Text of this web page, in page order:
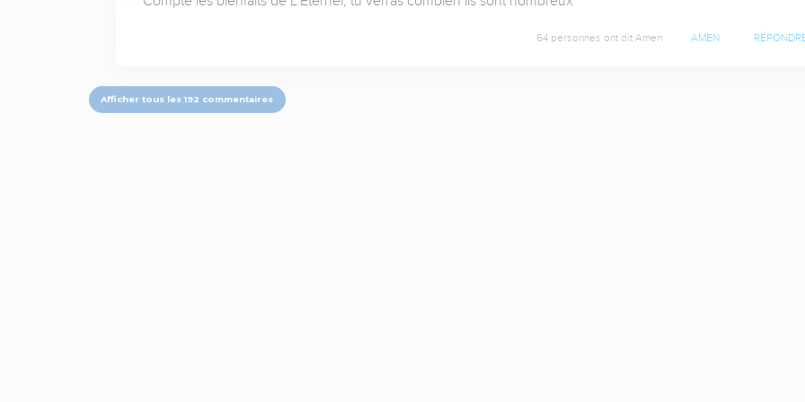
64 personnes ont dit Amen AMEN
Afficher tous les 192 commentaires